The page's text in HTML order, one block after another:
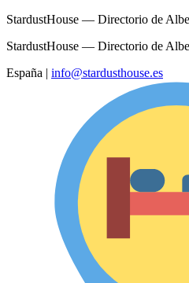
StardustHouse — Directorio de
StardustHouse — Directorio de
España | info@stardusthouse.es